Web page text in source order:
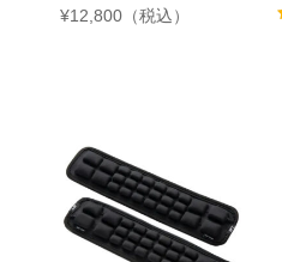
¥12,800（税込）